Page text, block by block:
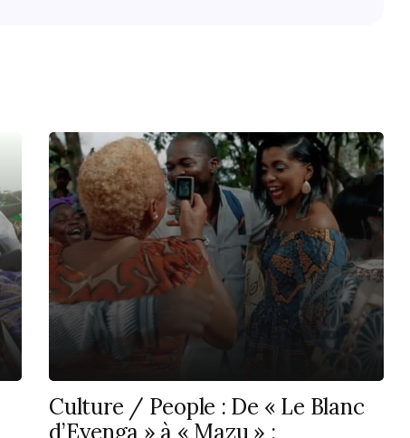
Culture / People : De « Le Blanc
d’Eyenga » à « Mazu » :